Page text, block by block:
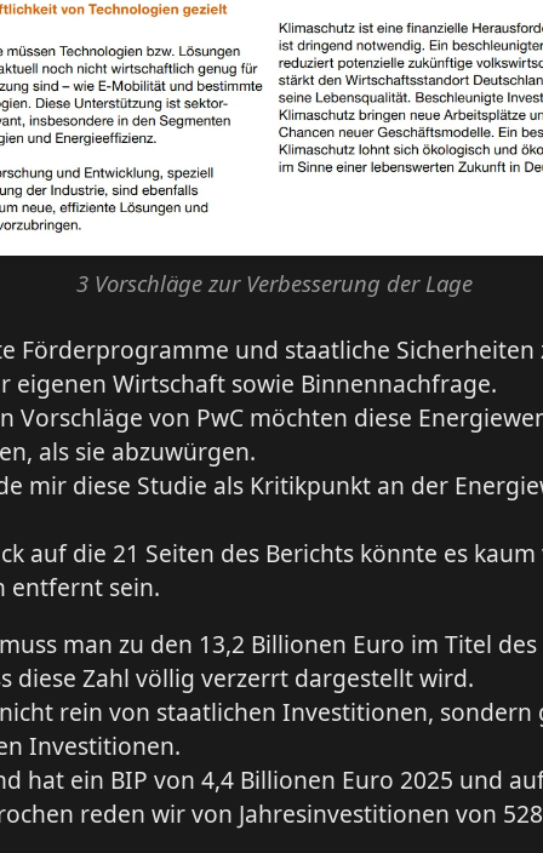
3 Vorschläge zur Verbesserung der Lage
Förderprogramme und staatliche Sicherheiten
eigenen Wirtschaft sowie Binnennachfrage.
Vorschläge von PwC möchten diese
als sie abzuwürgen.
mir diese Studie als Kritikpunkt an der
auf die 21 Seiten des Berichts könnte es
entfernt sein.
man zu den 13,2 Billionen Euro im Titel
diese Zahl völlig verzerrt dargestellt wird.
rein von staatlichen Investitionen, sondern
Investitionen.
hat ein BIP von 4,4 Billionen Euro 2025 und
reden wir von Jahresinvestitionen von